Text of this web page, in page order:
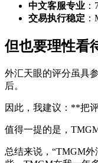
中文客服专业
交易执行稳定
但也要理性看
外汇天眼的评分虽具
后。
因此，我建议：**把
值得一提的是，
总结来说，“TMGM